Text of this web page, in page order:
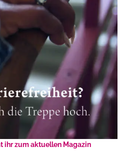
ihr zum aktuellen Magazin